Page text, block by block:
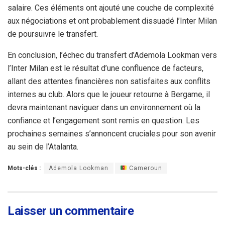
salaire. Ces éléments ont ajouté une couche de complexité
aux négociations et ont probablement dissuadé l’Inter Milan
de poursuivre le transfert.
En conclusion, l’échec du transfert d’Ademola Lookman vers
l’Inter Milan est le résultat d’une confluence de facteurs,
allant des attentes financières non satisfaites aux conflits
internes au club. Alors que le joueur retourne à Bergame, il
devra maintenant naviguer dans un environnement où la
confiance et l’engagement sont remis en question. Les
prochaines semaines s’annoncent cruciales pour son avenir
au sein de l’Atalanta.
Mots-clés : Ademola Lookman Cameroun
Laisser un commentaire